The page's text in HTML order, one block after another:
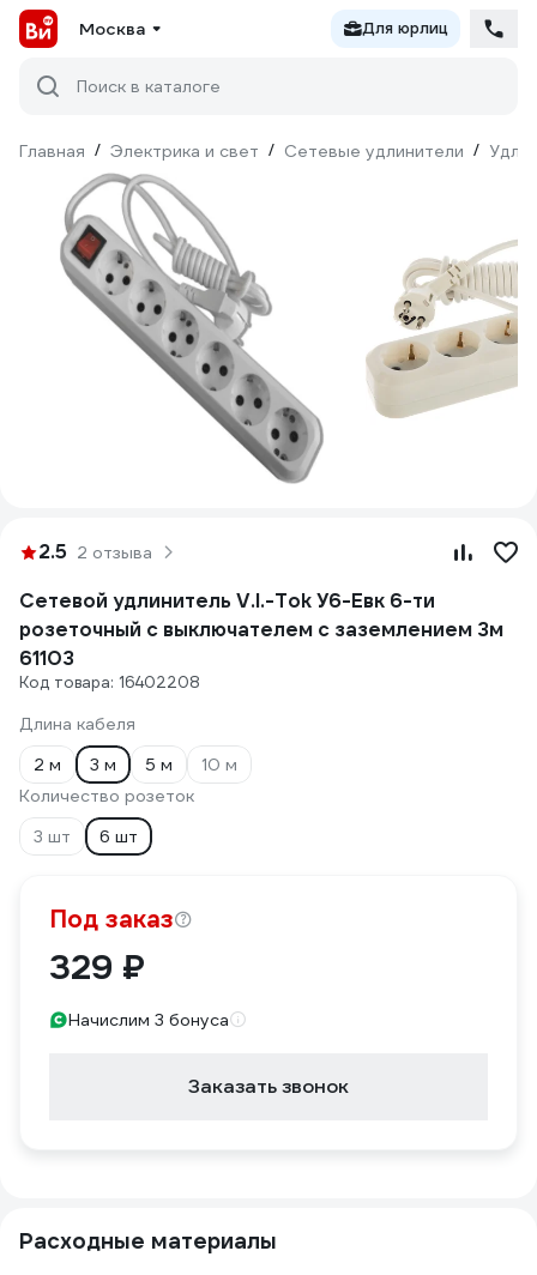
Москва Для юрлиц
Поиск в каталоге
Главная / Электрика и свет / Сетевые удлинители /
2.5 2 отзыва
Сетевой удлинитель V.I.-Tok У6-Евк 6-ти
розеточный с выключателем с заземлением 3м
61103
Код товара: 16402208
Длина кабеля
2 м
3 м 5 м
10 м
Количество розеток
3 шт
6 шт
Под заказ
329 ₽
Начислим 3 бонуса
Заказать звонок
Расходные материалы